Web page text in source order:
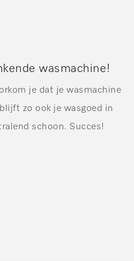
wasmachine!
je dat je wasmachine
zo ook je wasgoed in
schoon. Succes!